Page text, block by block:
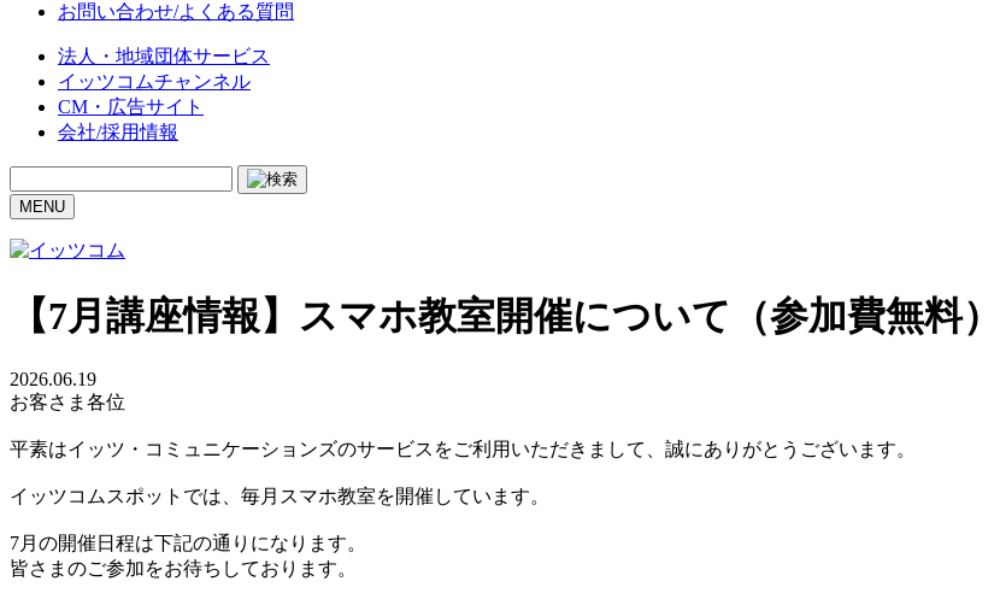
お問い合わせ/よくある質問
法人・地域団体サービス
イッツコムチャンネル
CM・広告サイト
会社/採用情報
MENU
【7月講座情報】スマホ教室開催について（参加費無料）
2026.06.19
お客さま各位
平素はイッツ・コミュニケーションズのサービスをご利用いただきまして、誠にありがとうございます。
イッツコムスポットでは、毎月スマホ教室を開催しています。
7月の開催日程は下記の通りになります。
皆さまのご参加をお待ちしております。